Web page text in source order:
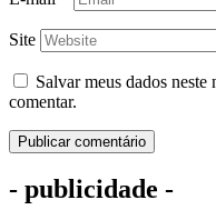
Site
Salvar meus dados
comentar.
- publicidade -